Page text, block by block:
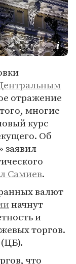
отражение
многие
курс
Об
заявил
Самиев.
валют
начнут
и
торгов.
что